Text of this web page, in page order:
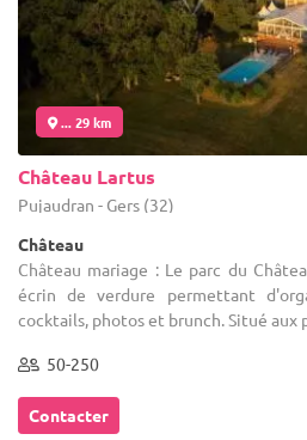
... 29 km
Château Lartus
Pujaudran - Gers (32)
Château
Château mariage : Le parc du
écrin de verdure permettant
cocktails, photos et brunch. Situé aux
50-250
Contacter